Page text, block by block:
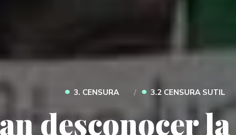
• 3. CENSURA • 3.2 CENSURA SUTIL
desconocer